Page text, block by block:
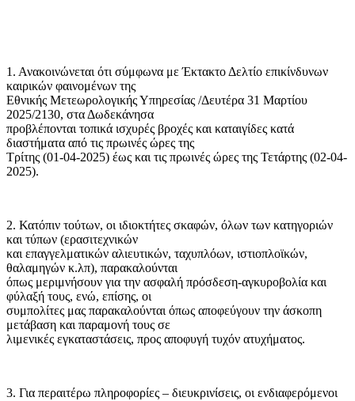
1. Ανακοινώνεται ότι σύμφωνα με Έκτακτο Δελτίο επικίνδυνων
καιρικών φαινομένων της
Εθνικής Μετεωρολογικής Υπηρεσίας /Δευτέρα 31 Μαρτίου
2025/2130, στα Δωδεκάνησα
προβλέπονται τοπικά ισχυρές βροχές και καταιγίδες κατά
διαστήματα από τις πρωινές ώρες της
Τρίτης (01-04-2025) έως και τις πρωινές ώρες της Τετάρτης (02-04-
2025).
2. Κατόπιν τούτων, οι ιδιοκτήτες σκαφών, όλων των κατηγοριών
και τύπων (ερασιτεχνικών
και επαγγελματικών αλιευτικών, ταχυπλόων, ιστιοπλοϊκών,
θαλαμηγών κ.λπ), παρακαλούνται
όπως μεριμνήσουν για την ασφαλή πρόσδεση-αγκυροβολία και
φύλαξή τους, ενώ, επίσης, οι
συμπολίτες μας παρακαλούνται όπως αποφεύγουν την άσκοπη
μετάβαση και παραμονή τους σε
λιμενικές εγκαταστάσεις, προς αποφυγή τυχόν ατυχήματος.
3. Για περαιτέρω πληροφορίες – διευκρινίσεις, οι ενδιαφερόμενοι